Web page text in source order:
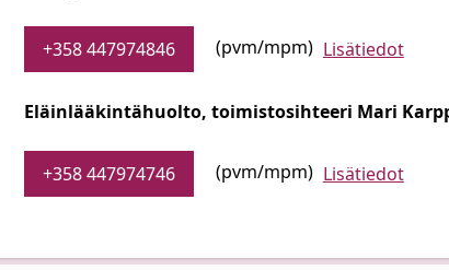
+358 447974846 (pvm/mpm) Lisätiedot
Eläinlääkintähuolto, toimistosihteeri Mari
+358 447974746 (pvm/mpm) Lisätiedot